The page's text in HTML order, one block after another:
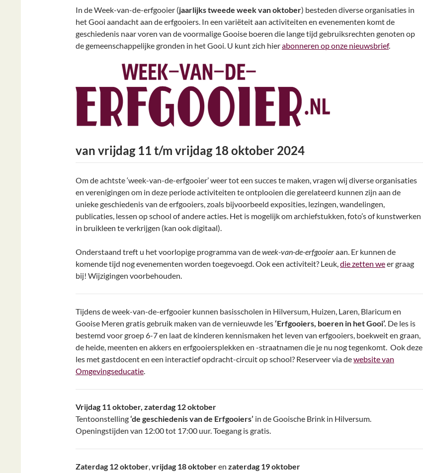
In de Week-van-de-erfgooier (jaarlijks tweede week van oktober) besteden diverse organisaties in
het Gooi aandacht aan de erfgooiers. In een variëteit aan activiteiten en evenementen komt de
geschiedenis naar voren van de voormalige Gooise boeren die lange tijd gebruiksrechten genoten op
de gemeenschappelijke gronden in het Gooi. U kunt zich hierabonneren op onze nieuwsbrief.
van vrijdag 11 t/m vrijdag 18 oktober 2024
Om de achtste ‘week-van-de-erfgooier’ weer tot een succes te maken, vragen wij diverse organisaties
en verenigingen om in deze periode activiteiten te ontplooien die gerelateerd kunnen zijn aan de
unieke geschiedenis van de erfgooiers, zoals bijvoorbeeld exposities, lezingen, wandelingen,
publicaties, lessen op school of andere acties. Het is mogelijk om archiefstukken, foto’s of kunstwerken
in bruikleen te verkrijgen (kan ook digitaal).
Onderstaand treft u het voorlopige programma van deweek-van-de-erfgooieraan. Er kunnen de
komende tijd nog evenementen worden toegevoegd. Ook een activiteit? Leuk,die zetten weer graag
bij! Wijzigingen voorbehouden.
Tijdens de week-van-de-erfgooier kunnen basisscholen in Hilversum, Huizen, Laren, Blaricum en
Gooise Meren gratis gebruik maken van de vernieuwde les‘Erfgooiers, boeren in het Gooi’. De les is
bestemd voor groep 6-7 en laat de kinderen kennismaken het leven van erfgooiers, boekweit en graan,
de heide, meenten en akkers en erfgooiersplekken en -straatnamen die je nu nog tegenkomt. Ook deze
les met gastdocent en een interactief opdracht-circuit op school? Reserveer via dewebsite van
Omgevingseducatie.
Vrijdag 11 oktober, zaterdag 12 oktober
Tentoonstelling‘de geschiedenis van de Erfgooiers’ in de Gooische Brink in Hilversum.
Openingstijden van 12:00 tot 17:00 uur. Toegang is gratis.
Zaterdag 12 oktober,vrijdag 18 oktoberen zaterdag 19 oktober